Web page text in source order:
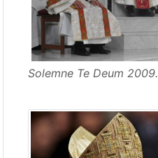
Solemne Te Deum 2009.